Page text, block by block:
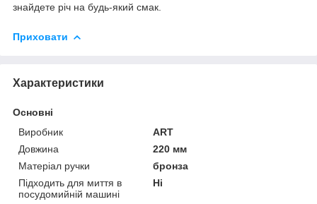
знайдете річ на будь-який смак.
Приховати
Характеристики
Основні
Виробник
ART
Довжина
220 мм
Матеріал ручки
бронза
Підходить для миття в
посудомийній машині
Ні